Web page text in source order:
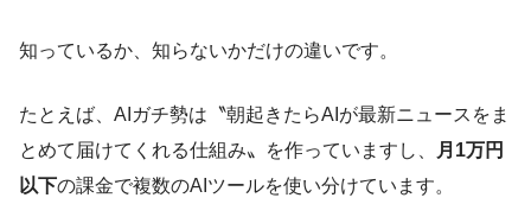
知っているか、知らないかだけの違いです。
たとえば、AIガチ勢は〝朝起きたらAIが最新ニュースをま
とめて届けてくれる仕組み〟を作っていますし、
月1万円
以下の課金で複数のAIツールを使い分けています。